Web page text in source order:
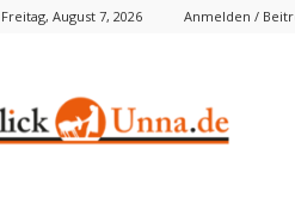
Freitag, August 7, 2026 Anmelden /